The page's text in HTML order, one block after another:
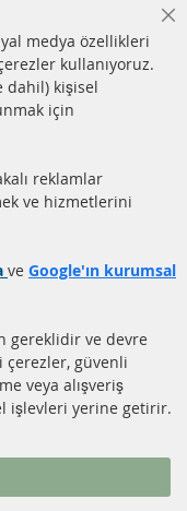
ücreti
medya özellikleri
kullanıyoruz.
dahil) kişisel
için
reklamlar
ve hizmetlerini
ve Google'ın kurumsal
gereklidir ve devre
çerezler, güvenli
veya alışveriş
işlevleri yerine getirir.